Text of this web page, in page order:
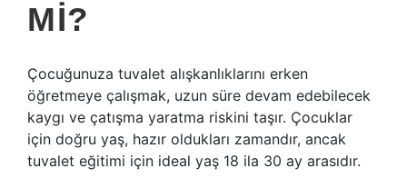
MI?
Çocuğunuza tuvalet alışkanlıklarını erken
öğretmeye çalışmak, uzun süre devam edebilecek
kaygı ve çatışma yaratma riskini taşır. Çocuklar
için doğru yaş, hazır oldukları zamandır, ancak
tuvalet eğitimi için ideal yaş 18 ila 30 ay arasıdır.